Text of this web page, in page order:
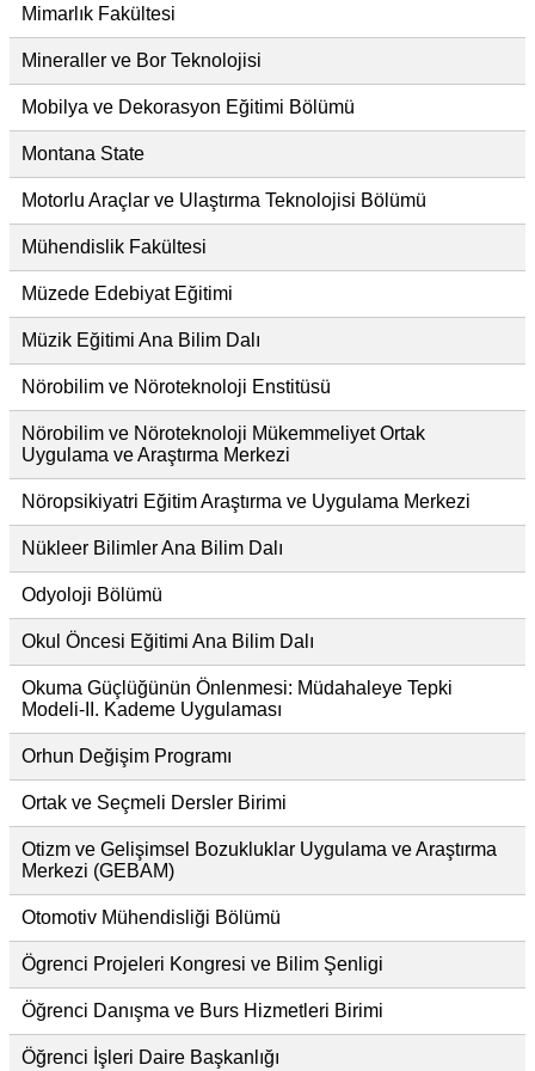
Mimarlık Fakültesi
Mineraller ve Bor Teknolojisi
Mobilya ve Dekorasyon Eğitimi Bölümü
Montana State
Motorlu Araçlar ve Ulaştırma Teknolojisi Bölümü
Mühendislik Fakültesi
Müzede Edebiyat Eğitimi
Müzik Eğitimi Ana Bilim Dalı
Nörobilim ve Nöroteknoloji Enstitüsü
Nörobilim ve Nöroteknoloji Mükemmeliyet Ortak
Uygulama ve Araştırma Merkezi
Nöropsikiyatri Eğitim Araştırma ve Uygulama Merkezi
Nükleer Bilimler Ana Bilim Dalı
Odyoloji Bölümü
Okul Öncesi Eğitimi Ana Bilim Dalı
Okuma Güçlüğünün Önlenmesi: Müdahaleye Tepki
Modeli-II. Kademe Uygulaması
Orhun Değişim Programı
Ortak ve Seçmeli Dersler Birimi
Otizm ve Gelişimsel Bozukluklar Uygulama ve Araştırma
Merkezi (GEBAM)
Otomotiv Mühendisliği Bölümü
Ögrenci Projeleri Kongresi ve Bilim Şenligi
Öğrenci Danışma ve Burs Hizmetleri Birimi
Öğrenci İşleri Daire Başkanlığı